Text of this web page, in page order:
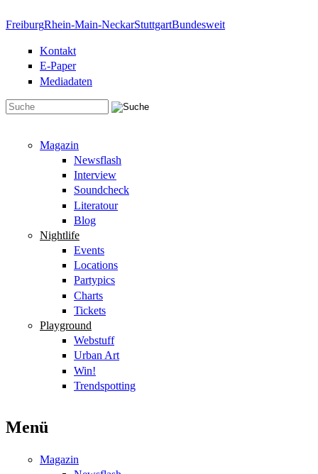
FreiburgRhein-Main-NeckarStuttgartBundesweit
Kontakt
E-Paper
Mediadaten
Magazin
Newsflash
Interview
Soundcheck
Literatour
Blog
Nightlife
Events
Locations
Partypics
Charts
Tickets
Playground
Webstuff
Urban Art
Win!
Trendspotting
Menü
Magazin